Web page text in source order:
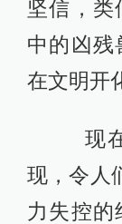
坚信，
中的凶残
在文明开
现在
现，令人
力失控的